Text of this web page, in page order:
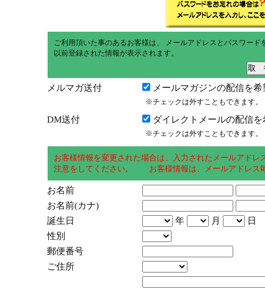
ご利用頂いた事のあるお客様は、 メールアドレスとパスワード
以前登録された情報が表示されます。
メルマガ送付 メールマガジンの配信を希
※チェックは外すこともできます。
DM送付 ダイレクトメールの配信を
※チェックは外すこともできます。
お客様情報を変更された場合は、入力されたメールアドレ
注意をしてください。 お客様情報は、メールアドレス毎
お名前
お名前(カナ)
誕生日
年 月
日
性別
郵便番号
ご住所